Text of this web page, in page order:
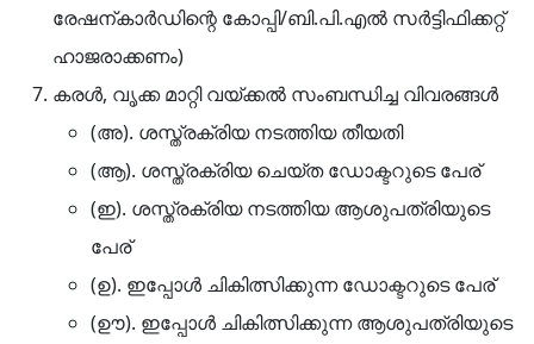
രേഷന്കാർഡിന്റെ കോപ്പി/ബി.പി.എൽ സർട്ടിഫിക്കറ്റ്
ഹാജരാക്കണം)
കരൾ, വൃക്ക മാറ്റി വയ്ക്കൽ സംബന്ധിച്ച വിവരങ്ങൾ
(അ). ശസ്ത്രക്രിയ നടത്തിയ തീയതി
(ആ). ശസ്ത്രക്രിയ ചെയ്ത ഡോക്ടറുടെ പേര്
(ഇ). ശസ്ത്രക്രിയ നടത്തിയ ആശുപത്രിയുടെ
പേര്
(ഉ). ഇപ്പോൾ ചികിത്സിക്കുന്ന ഡോക്ടറുടെ പേര്
(ഊ). ഇപ്പോൾ ചികിത്സിക്കുന്ന ആശുപത്രിയുടെ